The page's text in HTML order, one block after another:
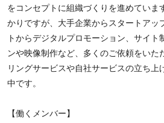
をコンセプトに組織づくりを進めていま
かりですが、大手企業からスタートアッ
トからデジタルプロモーション、サイト
ンや映像制作など、多くのご依頼をいた
リングサービスや自社サービスの立ち上
中です。
【働くメンバー】